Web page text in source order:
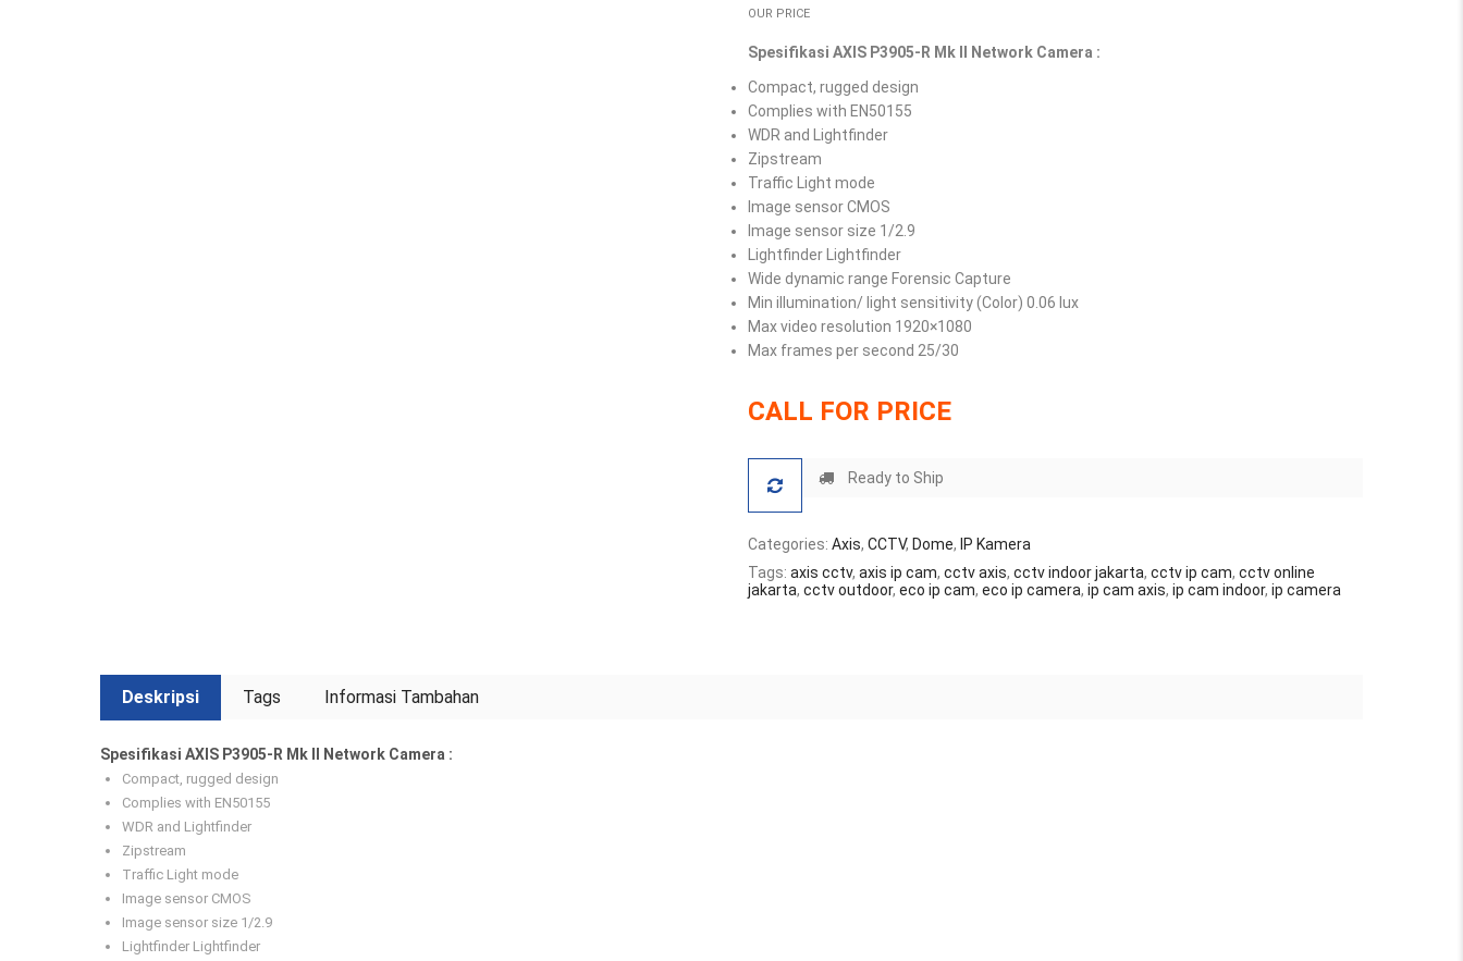
OUR PRICE
Spesifikasi AXIS P3905-R Mk II Network Camera :
Compact, rugged design
Complies with EN50155
WDR and Lightfinder
Zipstream
Traffic Light mode
Image sensor CMOS
Image sensor size 1/2.9
Lightfinder Lightfinder
Wide dynamic range Forensic Capture
Min illumination/ light sensitivity (Color) 0.06 lux
Max video resolution 1920×1080
Max frames per second 25/30
CALL FOR PRICE
Ready to Ship
Categories: Axis, CCTV, Dome, IP Kamera
Tags: axis cctv, axis ip cam, cctv axis, cctv indoor jakarta, cctv ip cam, cctv online
jakarta, cctv outdoor, eco ip cam, eco ip camera, ip cam axis, ip cam indoor, ip camera
Deskripsi Tags Informasi Tambahan
Spesifikasi AXIS P3905-R Mk II Network Camera :
Compact, rugged design
Complies with EN50155
WDR and Lightfinder
Zipstream
Traffic Light mode
Image sensor CMOS
Image sensor size 1/2.9
Lightfinder Lightfinder